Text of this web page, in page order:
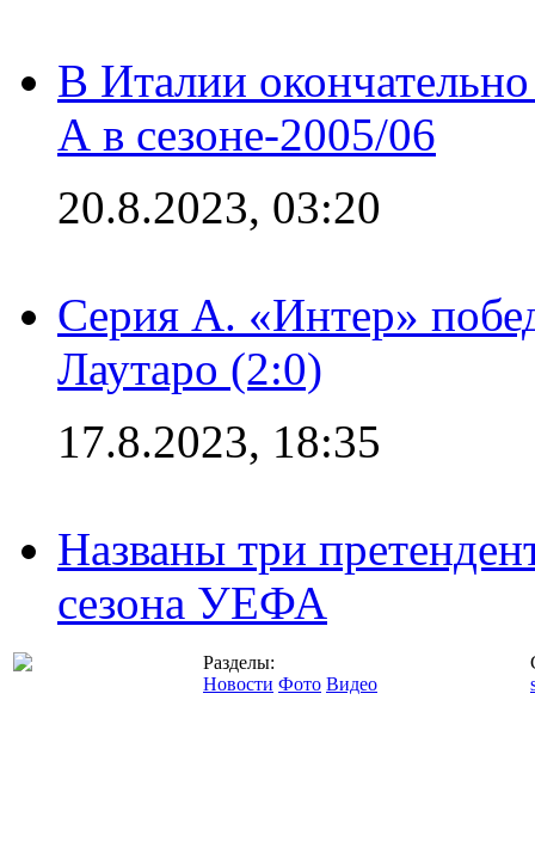
В Италии
А в сезоне-2005/06
20.8.2023, 03:20
Серия А. «Интер»
Лаутаро (2:0)
17.8.2023, 18:35
Названы три
сезона УЕФА
Разделы:
Новости Фото Видео